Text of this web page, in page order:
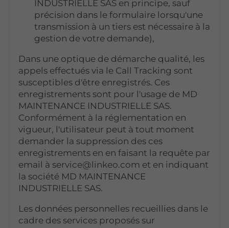
INDUSTRIELLE SAS en principe, sauf
précision dans le formulaire lorsqu'une
transmission à un tiers est nécessaire à la
gestion de votre demande),
Dans une optique de démarche qualité, les
appels effectués via le Call Tracking sont
susceptibles d'être enregistrés. Ces
enregistrements sont pour l'usage de MD
MAINTENANCE INDUSTRIELLE SAS.
Conformément à la réglementation en
vigueur, l'utilisateur peut à tout moment
demander la suppression des ces
enregistrements en en faisant la requête par
email à service@linkeo.com et en indiquant
la société MD MAINTENANCE
INDUSTRIELLE SAS.
Les données personnelles recueillies dans le
cadre des services proposés sur